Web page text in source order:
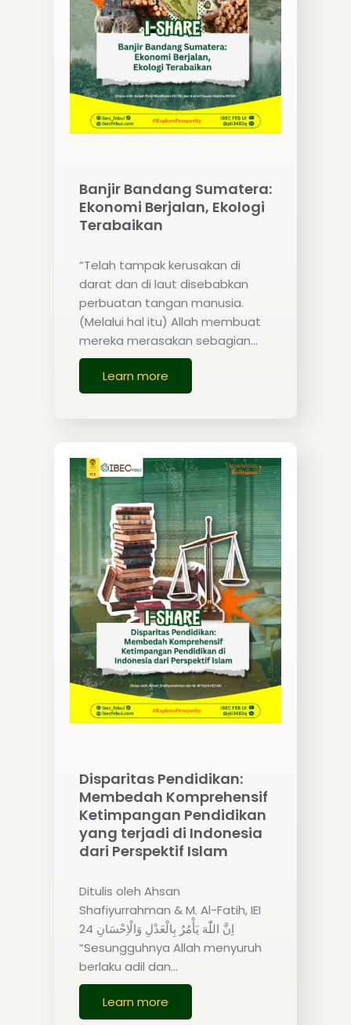
Banjir Bandang Sumatera:
Ekonomi Berjalan, Ekologi
Terabaikan
“Telah tampak kerusakan di
darat dan di laut disebabkan
perbuatan tangan manusia.
(Melalui hal itu) Allah membuat
mereka merasakan sebagian…
Learn more
Disparitas Pendidikan:
Membedah Komprehensif
Ketimpangan Pendidikan
yang terjadi di Indonesia
dari Perspektif Islam
Ditulis oleh Ahsan
Shafiyurrahman & M. Al-Fatih, IEI
24 اِنَّ اللّٰهَ يَأْمُرُ بِالْعَدْلِ وَالْاِحْسَانِ
“Sesungguhnya Allah menyuruh
berlaku adil dan…
Learn more